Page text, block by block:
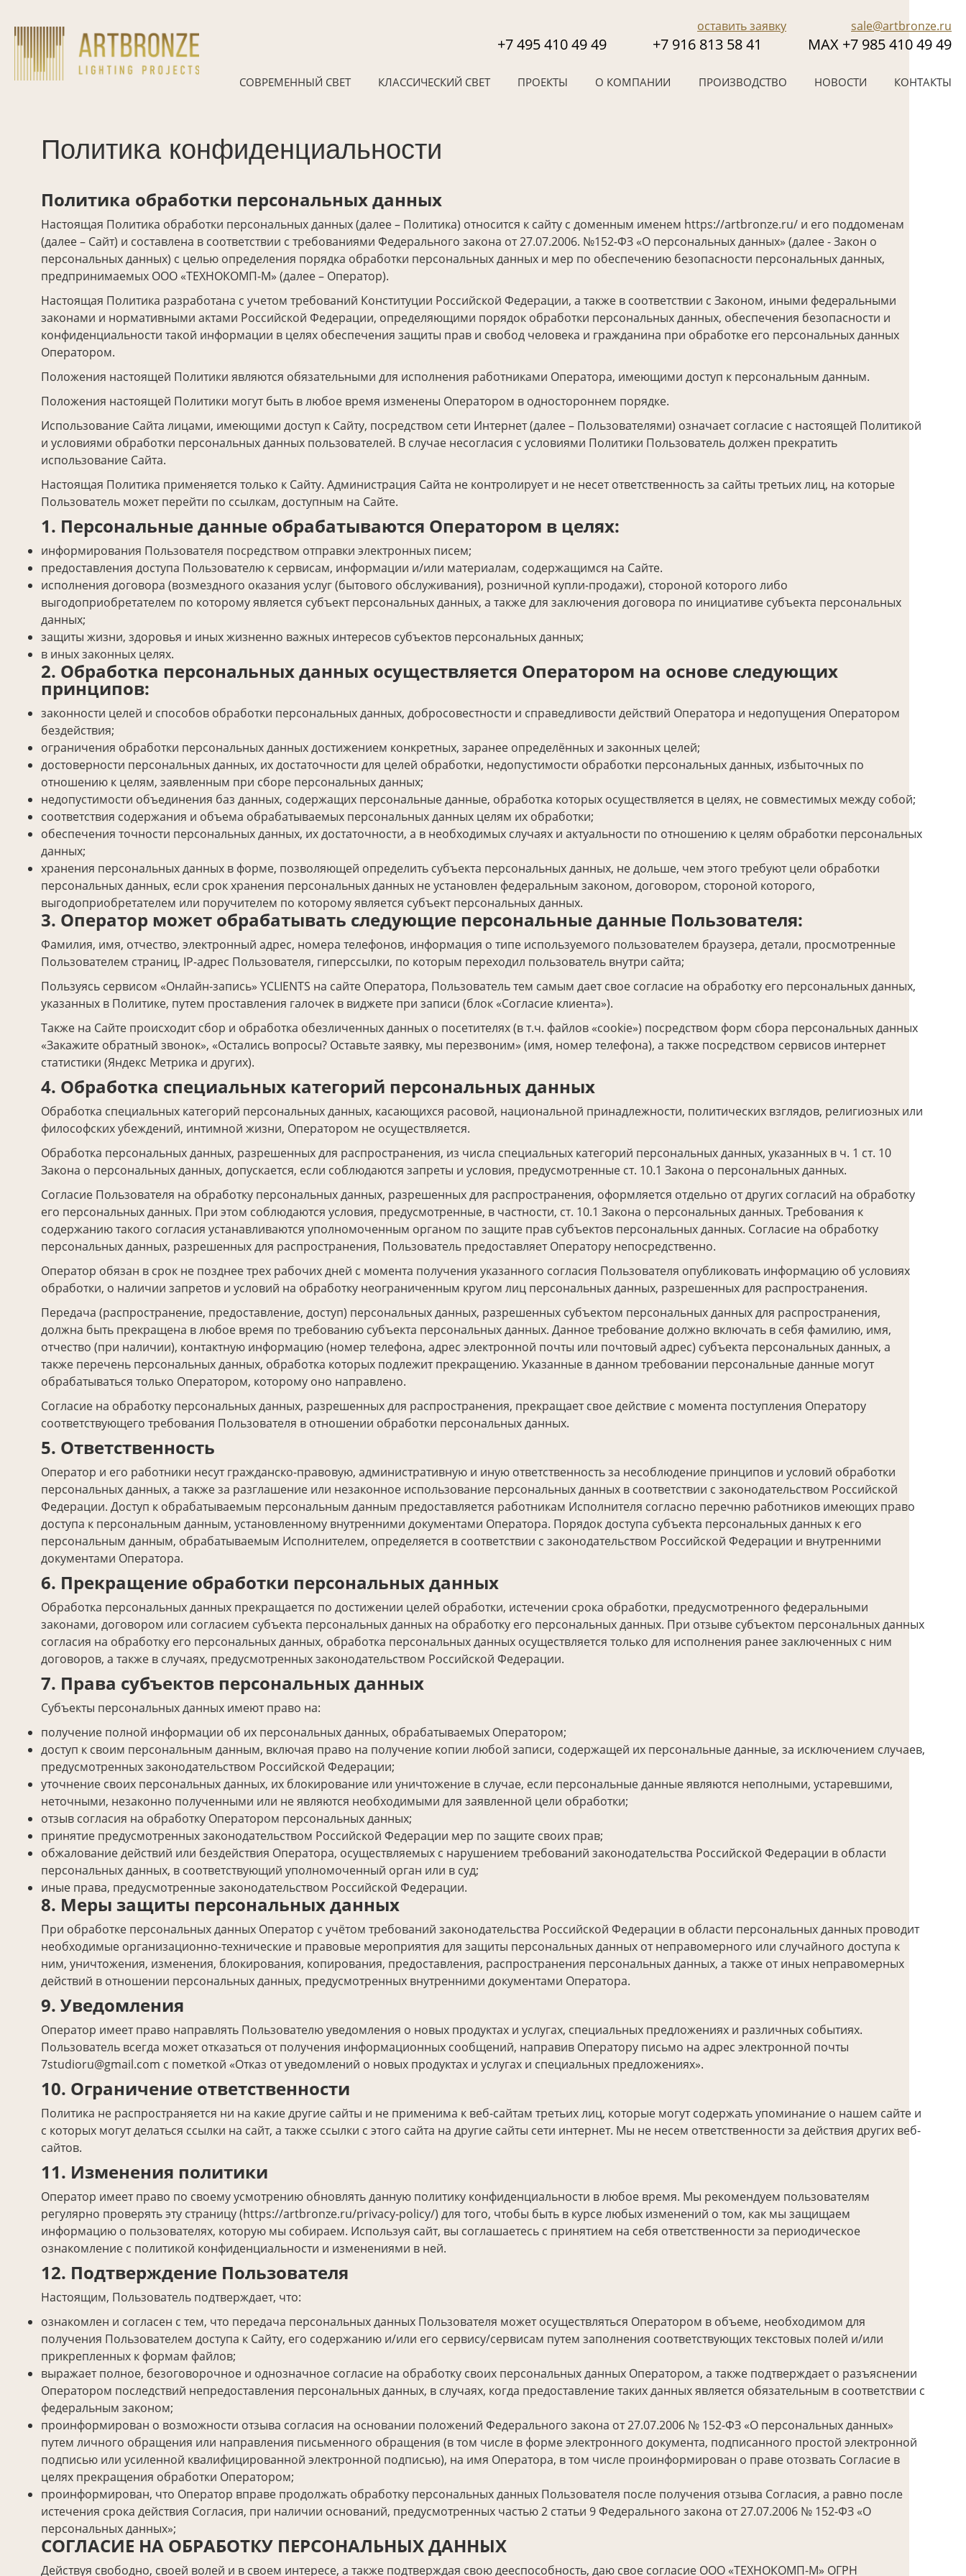
content
оставить заявку sale@artbronze.ru
+7 495 410 49 49 +7 916 813 58 41 МАХ +7 985 410 49 49
СОВРЕМЕННЫЙ СВЕТ КЛАССИЧЕСКИЙ СВЕТ ПРОЕКТЫ О КОМПАНИИ ПРОИЗВОДСТВО НОВОСТИ КОНТАКТЫ
Политика конфиденциальности
Политика обработки персональных данных
Настоящая Политика обработки персональных данных (далее – Политика) относится к сайту с доменным именем https://artbronze.ru/ и его поддоменам
(далее – Сайт) и составлена в соответствии с требованиями Федерального закона от 27.07.2006. №152-ФЗ «О персональных данных» (далее - Закон о
персональных данных) с целью определения порядка обработки персональных данных и мер по обеспечению безопасности персональных данных,
предпринимаемых ООО «ТЕХНОКОМП-М» (далее – Оператор).
Настоящая Политика разработана с учетом требований Конституции Российской Федерации, а также в соответствии с Законом, иными федеральными
законами и нормативными актами Российской Федерации, определяющими порядок обработки персональных данных, обеспечения безопасности и
конфиденциальности такой информации в целях обеспечения защиты прав и свобод человека и гражданина при обработке его персональных данных
Оператором.
Положения настоящей Политики являются обязательными для исполнения работниками Оператора, имеющими доступ к персональным данным.
Положения настоящей Политики могут быть в любое время изменены Оператором в одностороннем порядке.
Использование Сайта лицами, имеющими доступ к Сайту, посредством сети Интернет (далее – Пользователями) означает согласие с настоящей Политикой
и условиями обработки персональных данных пользователей. В случае несогласия с условиями Политики Пользователь должен прекратить
использование Сайта.
Настоящая Политика применяется только к Сайту. Администрация Сайта не контролирует и не несет ответственность за сайты третьих лиц, на которые
Пользователь может перейти по ссылкам, доступным на Сайте.
1. Персональные данные обрабатываются Оператором в целях:
информирования Пользователя посредством отправки электронных писем;
предоставления доступа Пользователю к сервисам, информации и/или материалам, содержащимся на Сайте.
исполнения договора (возмездного оказания услуг (бытового обслуживания), розничной купли-продажи), стороной которого либо
выгодоприобретателем по которому является субъект персональных данных, а также для заключения договора по инициативе субъекта персональных
данных;
защиты жизни, здоровья и иных жизненно важных интересов субъектов персональных данных;
в иных законных целях.
2. Обработка персональных данных осуществляется Оператором на основе следующих
принципов:
законности целей и способов обработки персональных данных, добросовестности и справедливости действий Оператора и недопущения Оператором
бездействия;
ограничения обработки персональных данных достижением конкретных, заранее определённых и законных целей;
достоверности персональных данных, их достаточности для целей обработки, недопустимости обработки персональных данных, избыточных по
отношению к целям, заявленным при сборе персональных данных;
недопустимости объединения баз данных, содержащих персональные данные, обработка которых осуществляется в целях, не совместимых между собой;
соответствия содержания и объема обрабатываемых персональных данных целям их обработки;
обеспечения точности персональных данных, их достаточности, а в необходимых случаях и актуальности по отношению к целям обработки персональных
данных;
хранения персональных данных в форме, позволяющей определить субъекта персональных данных, не дольше, чем этого требуют цели обработки
персональных данных, если срок хранения персональных данных не установлен федеральным законом, договором, стороной которого,
выгодоприобретателем или поручителем по которому является субъект персональных данных.
3. Оператор может обрабатывать следующие персональные данные Пользователя:
Фамилия, имя, отчество, электронный адрес, номера телефонов, информация о типе используемого пользователем браузера, детали, просмотренные
Пользователем страниц, IP-адрес Пользователя, гиперссылки, по которым переходил пользователь внутри сайта;
Пользуясь сервисом «Онлайн-запись» YCLIENTS на сайте Оператора, Пользователь тем самым дает свое согласие на обработку его персональных данных,
указанных в Политике, путем проставления галочек в виджете при записи (блок «Согласие клиента»).
Также на Сайте происходит сбор и обработка обезличенных данных о посетителях (в т.ч. файлов «cookie») посредством форм сбора персональных данных
«Закажите обратный звонок», «Остались вопросы? Оставьте заявку, мы перезвоним» (имя, номер телефона), а также посредством сервисов интернет
статистики (Яндекс Метрика и других).
4. Обработка специальных категорий персональных данных
Обработка специальных категорий персональных данных, касающихся расовой, национальной принадлежности, политических взглядов, религиозных или
философских убеждений, интимной жизни, Оператором не осуществляется.
Обработка персональных данных, разрешенных для распространения, из числа специальных категорий персональных данных, указанных в ч. 1 ст. 10
Закона о персональных данных, допускается, если соблюдаются запреты и условия, предусмотренные ст. 10.1 Закона о персональных данных.
Согласие Пользователя на обработку персональных данных, разрешенных для распространения, оформляется отдельно от других согласий на обработку
его персональных данных. При этом соблюдаются условия, предусмотренные, в частности, ст. 10.1 Закона о персональных данных. Требования к
содержанию такого согласия устанавливаются уполномоченным органом по защите прав субъектов персональных данных. Согласие на обработку
персональных данных, разрешенных для распространения, Пользователь предоставляет Оператору непосредственно.
Оператор обязан в срок не позднее трех рабочих дней с момента получения указанного согласия Пользователя опубликовать информацию об условиях
обработки, о наличии запретов и условий на обработку неограниченным кругом лиц персональных данных, разрешенных для распространения.
Передача (распространение, предоставление, доступ) персональных данных, разрешенных субъектом персональных данных для распространения,
должна быть прекращена в любое время по требованию субъекта персональных данных. Данное требование должно включать в себя фамилию, имя,
отчество (при наличии), контактную информацию (номер телефона, адрес электронной почты или почтовый адрес) субъекта персональных данных, а
также перечень персональных данных, обработка которых подлежит прекращению. Указанные в данном требовании персональные данные могут
обрабатываться только Оператором, которому оно направлено.
Согласие на обработку персональных данных, разрешенных для распространения, прекращает свое действие с момента поступления Оператору
соответствующего требования Пользователя в отношении обработки персональных данных.
5. Ответственность
Оператор и его работники несут гражданско-правовую, административную и иную ответственность за несоблюдение принципов и условий обработки
персональных данных, а также за разглашение или незаконное использование персональных данных в соответствии с законодательством Российской
Федерации. Доступ к обрабатываемым персональным данным предоставляется работникам Исполнителя согласно перечню работников имеющих право
доступа к персональным данным, установленному внутренними документами Оператора. Порядок доступа субъекта персональных данных к его
персональным данным, обрабатываемым Исполнителем, определяется в соответствии с законодательством Российской Федерации и внутренними
документами Оператора.
6. Прекращение обработки персональных данных
Обработка персональных данных прекращается по достижении целей обработки, истечении срока обработки, предусмотренного федеральными
законами, договором или согласием субъекта персональных данных на обработку его персональных данных. При отзыве субъектом персональных данных
согласия на обработку его персональных данных, обработка персональных данных осуществляется только для исполнения ранее заключенных с ним
договоров, а также в случаях, предусмотренных законодательством Российской Федерации.
7. Права субъектов персональных данных
Субъекты персональных данных имеют право на:
получение полной информации об их персональных данных, обрабатываемых Оператором;
доступ к своим персональным данным, включая право на получение копии любой записи, содержащей их персональные данные, за исключением случаев,
предусмотренных законодательством Российской Федерации;
уточнение своих персональных данных, их блокирование или уничтожение в случае, если персональные данные являются неполными, устаревшими,
неточными, незаконно полученными или не являются необходимыми для заявленной цели обработки;
отзыв согласия на обработку Оператором персональных данных;
принятие предусмотренных законодательством Российской Федерации мер по защите своих прав;
обжалование действий или бездействия Оператора, осуществляемых с нарушением требований законодательства Российской Федерации в области
персональных данных, в соответствующий уполномоченный орган или в суд;
иные права, предусмотренные законодательством Российской Федерации.
8. Меры защиты персональных данных
При обработке персональных данных Оператор с учётом требований законодательства Российской Федерации в области персональных данных проводит
необходимые организационно-технические и правовые мероприятия для защиты персональных данных от неправомерного или случайного доступа к
ним, уничтожения, изменения, блокирования, копирования, предоставления, распространения персональных данных, а также от иных неправомерных
действий в отношении персональных данных, предусмотренных внутренними документами Оператора.
9. Уведомления
Оператор имеет право направлять Пользователю уведомления о новых продуктах и услугах, специальных предложениях и различных событиях.
Пользователь всегда может отказаться от получения информационных сообщений, направив Оператору письмо на адрес электронной почты
7studioru@gmail.com с пометкой «Отказ от уведомлений о новых продуктах и услугах и специальных предложениях».
10. Ограничение ответственности
Политика не распространяется ни на какие другие сайты и не применима к веб-сайтам третьих лиц, которые могут содержать упоминание о нашем сайте и
с которых могут делаться ссылки на сайт, а также ссылки с этого сайта на другие сайты сети интернет. Мы не несем ответственности за действия других веб-
сайтов.
11. Изменения политики
Оператор имеет право по своему усмотрению обновлять данную политику конфиденциальности в любое время. Мы рекомендуем пользователям
регулярно проверять эту страницу (https://artbronze.ru/privacy-policy/) для того, чтобы быть в курсе любых изменений о том, как мы защищаем
информацию о пользователях, которую мы собираем. Используя сайт, вы соглашаетесь с принятием на себя ответственности за периодическое
ознакомление с политикой конфиденциальности и изменениями в ней.
12. Подтверждение Пользователя
Настоящим, Пользователь подтверждает, что:
ознакомлен и согласен с тем, что передача персональных данных Пользователя может осуществляться Оператором в объеме, необходимом для
получения Пользователем доступа к Сайту, его содержанию и/или его сервису/сервисам путем заполнения соответствующих текстовых полей и/или
прикрепленных к формам файлов;
выражает полное, безоговорочное и однозначное согласие на обработку своих персональных данных Оператором, а также подтверждает о разъяснении
Оператором последствий непредоставления персональных данных, в случаях, когда предоставление таких данных является обязательным в соответствии с
федеральным законом;
проинформирован о возможности отзыва согласия на основании положений Федерального закона от 27.07.2006 № 152-ФЗ «О персональных данных»
путем личного обращения или направления письменного обращения (в том числе в форме электронного документа, подписанного простой электронной
подписью или усиленной квалифицированной электронной подписью), на имя Оператора, в том числе проинформирован о праве отозвать Согласие в
целях прекращения обработки Оператором;
проинформирован, что Оператор вправе продолжать обработку персональных данных Пользователя после получения отзыва Согласия, а равно после
истечения срока действия Согласия, при наличии оснований, предусмотренных частью 2 статьи 9 Федерального закона от 27.07.2006 № 152-ФЗ «О
персональных данных»;
СОГЛАСИЕ НА ОБРАБОТКУ ПЕРСОНАЛЬНЫХ ДАННЫХ
Действуя свободно, своей волей и в своем интересе, а также подтверждая свою дееспособность, даю свое согласие ООО «ТЕХНОКОМП-М» ОГРН